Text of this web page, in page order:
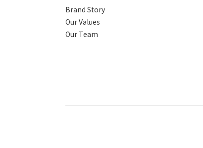
Brand Story
Our Values
Our Team